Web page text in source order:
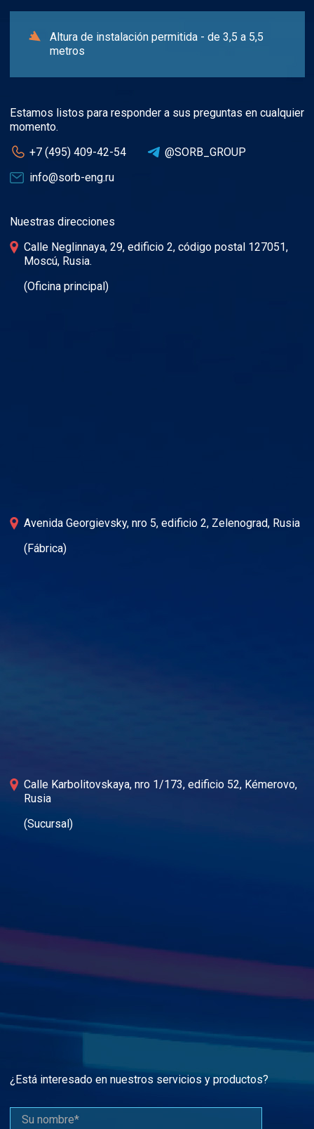
Altura de instalación permitida - de 3,5 a 5,5
metros
Estamos listos para responder a sus preguntas en cualquier
momento.
+7 (495) 409-42-54
@SORB_GROUP
info@sorb-eng.ru
Nuestras direcciones
Calle Neglinnaya, 29, edificio 2, сódigo postal 127051,
Moscú, Rusia.
(Oficina principal)
Avenida Georgievsky, nro 5, edificio 2, Zelenograd, Rusia
(Fábrica)
Calle Karbolitovskaya, nro 1/173, edificio 52, Kémerovo,
Rusia
(Sucursal)
¿Está interesado en nuestros servicios y productos?